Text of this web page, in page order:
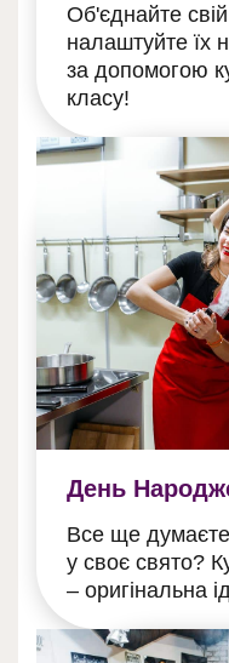
Об'єднайте
налаштуйте їх
за допомогою
класу!
День
Все ще
у своє свято?
– оригінальна